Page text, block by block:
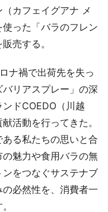
カフェイグアナ メ
った「バラのフレン
売する。
ナ禍で出荷先を失っ
リアスプレー」の深
ドCOEDO（川越
活動を行ってきた。
る私たちの思いと合
魅力や食用バラの無
をつなぐサステナブ
必然性を、消費者一